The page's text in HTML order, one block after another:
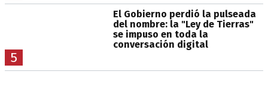
5
El Gobierno perdió la pulseada
del nombre: la "Ley de Tierras"
se impuso en toda la
conversación digital